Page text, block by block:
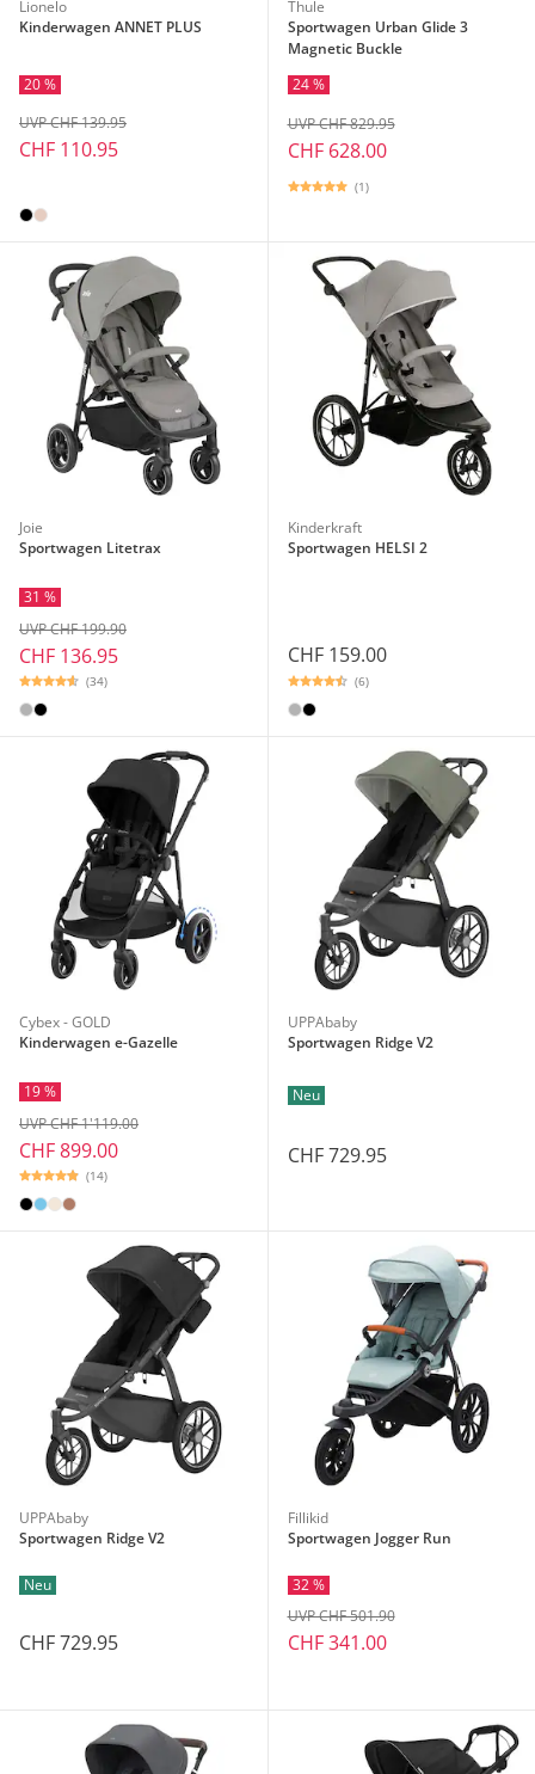
Lionelo
Kinderwagen ANNET PLUS
20 %
CHF 110.95
UVP CHF 139.95
Thule
Sportwagen Urban Glide 3
Magnetic Buckle
24 %
CHF 628.00
UVP CHF 829.95
(1)
Joie
Sportwagen Litetrax
31 %
CHF 136.95
UVP CHF 199.90
(34)
Kinderkraft
Sportwagen HELSI 2
CHF 159.00
(6)
Cybex - GOLD
Kinderwagen e-Gazelle
19 %
CHF 899.00
UVP CHF 1'119.00
(14)
UPPAbaby
Sportwagen Ridge V2
Neu
CHF 729.95
UPPAbaby
Sportwagen Ridge V2
Neu
CHF 729.95
Fillikid
Sportwagen Jogger Run
32 %
CHF 341.00
UVP CHF 501.90